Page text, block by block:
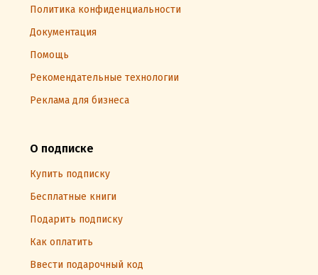
Политика конфиденциальности
Документация
Помощь
Рекомендательные технологии
Реклама для бизнеса
О подписке
Купить подписку
Бесплатные книги
Подарить подписку
Как оплатить
Ввести подарочный код